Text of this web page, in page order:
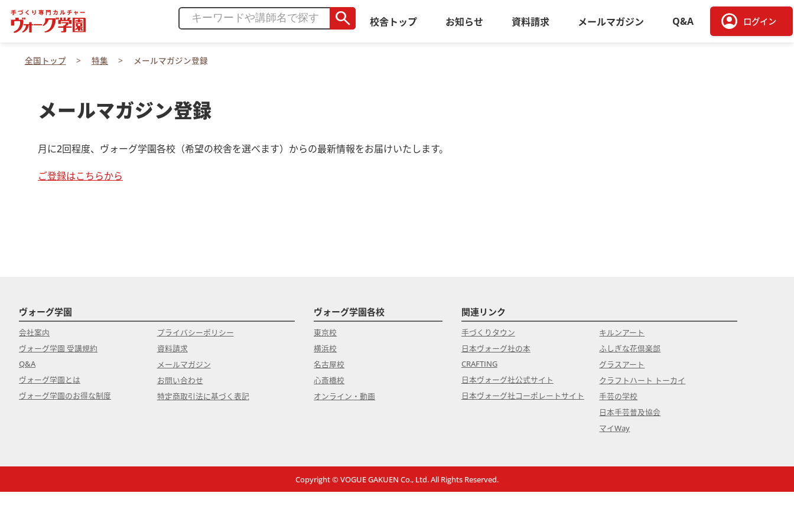
search 校舎トップ お知らせ 資料請求 メールマガジン Q&A account_circle ログイン
全国トップ 特集 メールマガジン登録
メールマガジン登録
月に2回程度、ヴォーグ学園各校（希望の校舎を選べます）からの最新情報をお届けいたします。
ご登録はこちらから
ヴォーグ学園
会社案内
ヴォーグ学園 受講規約
Q&A
ヴォーグ学園とは
ヴォーグ学園のお得な制度
プライバシーポリシー
資料請求
メールマガジン
お問い合わせ
特定商取引法に基づく表記
ヴォーグ学園各校
東京校
横浜校
名古屋校
心斎橋校
オンライン・動画
関連リンク
手づくりタウン
日本ヴォーグ社の本
CRAFTING
日本ヴォーグ社公式サイト
日本ヴォーグ社コーポレートサイト
キルンアート
ふしぎな花倶楽部
グラスアート
クラフトハート トーカイ
手芸の学校
日本手芸普及協会
マイWay
Copyright © VOGUE GAKUEN Co., Ltd. All Rights Reserved.